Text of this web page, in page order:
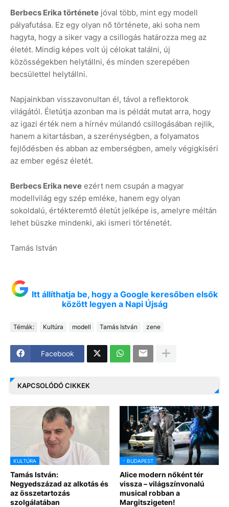
Berbecs Erika története jóval több, mint egy modell
pályafutása. Ez egy olyan nő története, aki soha nem
hagyta, hogy a siker vagy a csillogás határozza meg az
életét. Mindig képes volt új célokat találni, új
közösségekben helytállni, és minden szerepében
becsülettel helytállni.
Napjainkban visszavonultan él, távol a reflektorok
világától. Életútja azonban ma is példát mutat arra, hogy
az igazi érték nem a hírnév múlandó csillogásában rejlik,
hanem a kitartásban, a szerénységben, a folyamatos
fejlődésben és abban az emberségben, amely végigkíséri
az ember egész életét.
Berbecs Erika neve ezért nem csupán a magyar
modellvilág egy szép emléke, hanem egy olyan
sokoldalú, értékteremtő életút jelképe is, amelyre méltán
lehet büszke mindenki, aki ismeri történetét.
Tamás István
Itt állíthatja be, hogy a Google keresőben elsők
között legyen a Napi Újság
Témák: Kultúra modell Tamás István zene
Facebook
KAPCSOLÓDÓ CIKKEK
KULTÚRA
Tamás István:
Negyedszázad az alkotás és
az összetartozás
szolgálatában
- BUDAPEST
Alice modern nőként tér
vissza – világszínvonalú
musical robban a
Margitszigeten!